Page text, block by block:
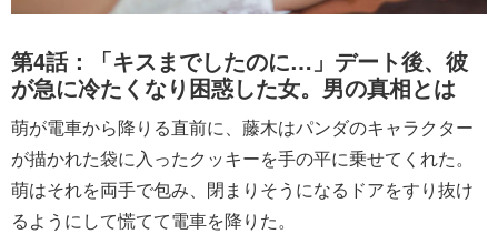
第4話：「キスまでしたのに…」デート後、彼
が急に冷たくなり困惑した女。男の真相とは
萌が電車から降りる直前に、藤木はパンダのキャラクター
が描かれた袋に入ったクッキーを手の平に乗せてくれた。
萌はそれを両手で包み、閉まりそうになるドアをすり抜け
るようにして慌てて電車を降りた。